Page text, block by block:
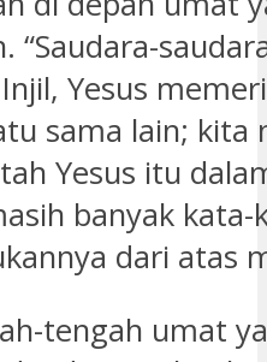
“Saudara-
Yesus
sama lain; kita
Yesus itu
banyak
dari atas
tengah umat